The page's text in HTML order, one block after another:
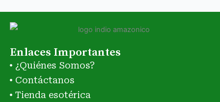
Enlaces Importantes
¿Quiénes Somos?
Contáctanos
Tienda esotérica